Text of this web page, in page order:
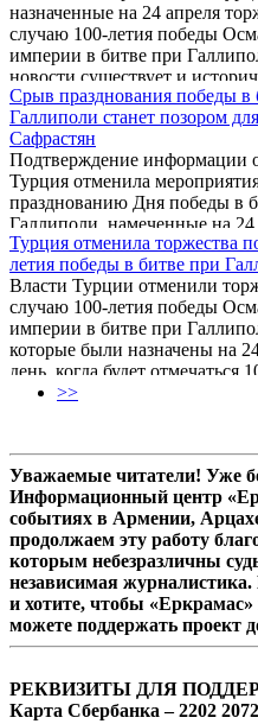
назначенные на 24 апреля
случаю 100-летия победы
империи в битве при
новости существует и
но речь сейчас не об этом.
я давно уже не перестаю
наивной вере армян в то, что
измениться, исправиться,
грязных намерений, убийства
спящего и так далее.
Срыв празднования победы в
Галлиполи станет позором
Сафрастян
Подтверждение информации
Турция отменила
празднованию Дня победы в
Галлиполи, намеченные на 24
станет позором для Турции,
агентству «Новости-Армения»
Института востоковедения
академии наук Армении
Турция отменила торжества
летия победы в битве при
Власти Турции отменили
случаю 100-летия победы
империи в битве при
которые были назначены на
день, когда будет отмечаться
Геноцида армян в Турции. Об
>>
Уважаемые читатели! Уже
Информационный центр
событиях в Армении,
продолжаем эту работу
которым небезразличны
независимая
и хотите, чтобы
можете поддержать проект
РЕКВИЗИТЫ ДЛЯ
Карта Сбербанка – 2202